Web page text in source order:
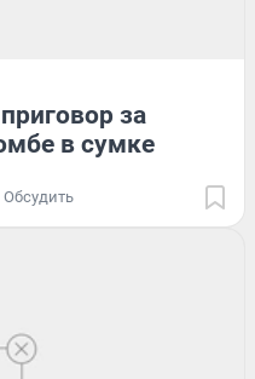
за
в сумке
Обсудить